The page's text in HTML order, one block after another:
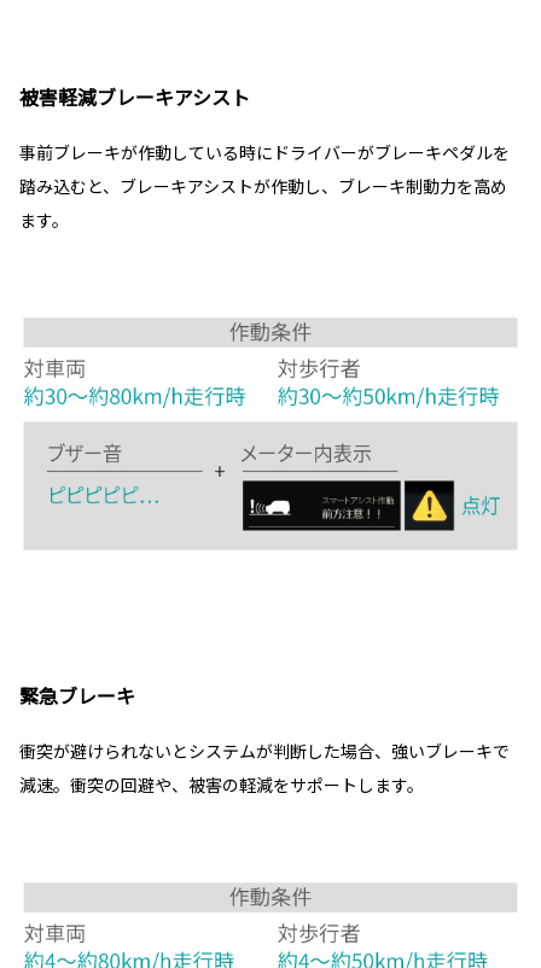
被害軽減ブレーキアシスト
事前ブレーキが作動している時にドライバーがブレーキペダルを
踏み込むと、ブレーキアシストが作動し、ブレーキ制動力を高め
ます。
緊急ブレーキ
衝突が避けられないとシステムが判断した場合、強いブレーキで
減速。衝突の回避や、被害の軽減をサポートします。